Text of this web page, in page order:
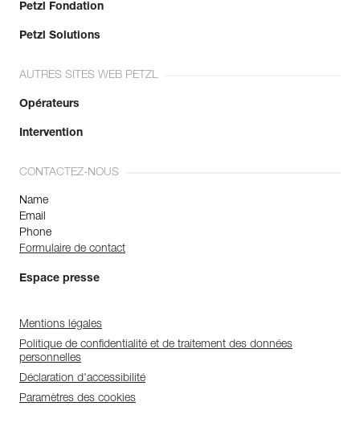
Petzl Fondation
Petzl Solutions
AUTRES SITES WEB PETZL
Opérateurs
Intervention
CONTACTEZ-NOUS
Name
Email
Phone
Formulaire de contact
Espace presse
Mentions légales
Politique de confidentialité et de traitement des données
personnelles
Déclaration d'accessibilité
Paramètres des cookies